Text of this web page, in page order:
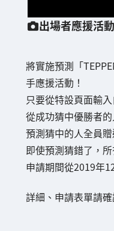
出場者應援活動
將實施預測「
手應援活動！
只要從特設頁面輸
從成功猜中優勝者
預測猜中的人全員
即使預測猜錯了，
申請期間從2019年
詳細、申請表單請